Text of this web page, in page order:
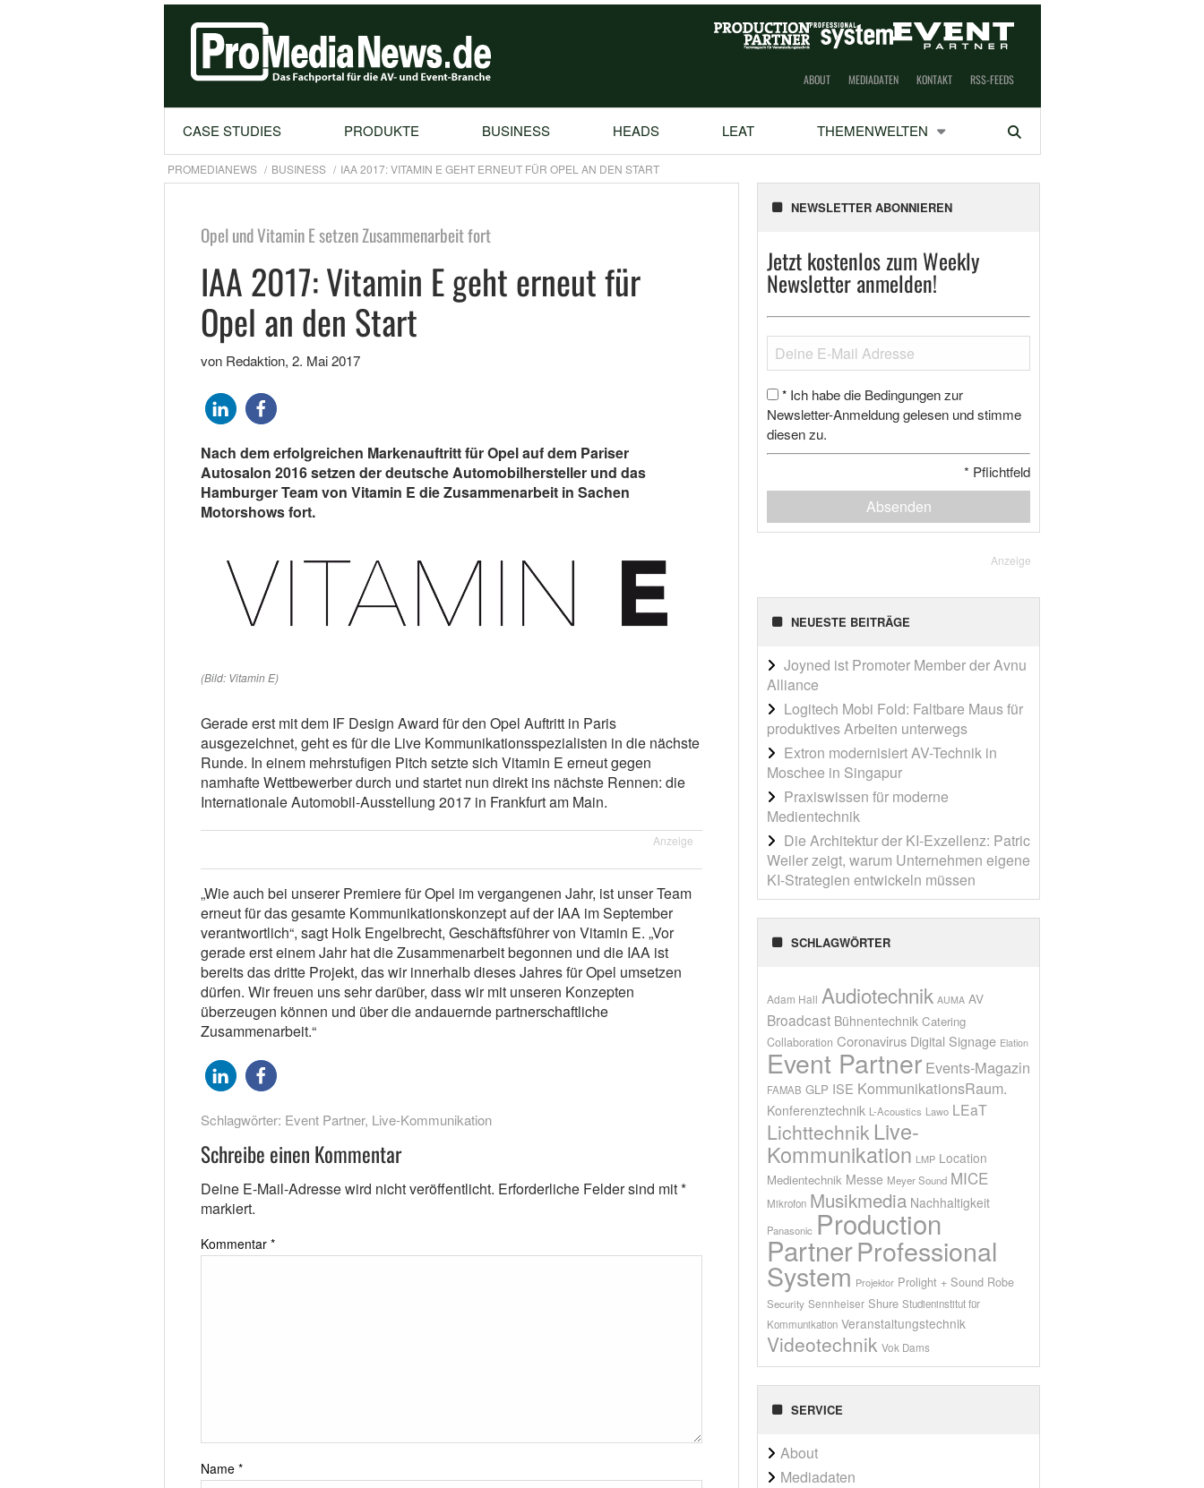
ABOUT MEDIADATEN KONTAKT RSS-FEEDS
CASE STUDIES PRODUKTE BUSINESS HEADS LEAT THEMENWELTEN Suchen
PROMEDIANEWS BUSINESS IAA 2017: VITAMIN E GEHT ERNEUT FÜR OPEL AN DEN START
Opel und Vitamin E setzen Zusammenarbeit fort
IAA 2017: Vitamin E geht erneut für
Opel an den Start
von Redaktion, 2. Mai 2017
Nach dem erfolgreichen Markenauftritt für Opel auf dem Pariser
Autosalon 2016 setzen der deutsche Automobilhersteller und das
Hamburger Team von Vitamin E die Zusammenarbeit in Sachen
Motorshows fort.
(Bild: Vitamin E)
Gerade erst mit dem IF Design Award für den Opel Auftritt in Paris
ausgezeichnet, geht es für die Live Kommunikationsspezialisten in die nächste
Runde. In einem mehrstufigen Pitch setzte sich Vitamin E erneut gegen
namhafte Wettbewerber durch und startet nun direkt ins nächste Rennen: die
Internationale Automobil-Ausstellung 2017 in Frankfurt am Main.
Anzeige
„Wie auch bei unserer Premiere für Opel im vergangenen Jahr, ist unser Team
erneut für das gesamte Kommunikationskonzept auf der IAA im September
verantwortlich“, sagt Holk Engelbrecht, Geschäftsführer von Vitamin E. „Vor
gerade erst einem Jahr hat die Zusammenarbeit begonnen und die IAA ist
bereits das dritte Projekt, das wir innerhalb dieses Jahres für Opel umsetzen
dürfen. Wir freuen uns sehr darüber, dass wir mit unseren Konzepten
überzeugen können und über die andauernde partnerschaftliche
Zusammenarbeit.“
Schlagwörter: Event Partner, Live-Kommunikation
Schreibe einen Kommentar
Deine E-Mail-Adresse wird nicht veröffentlicht. Erforderliche Felder sind mit*
markiert.
Kommentar *
Name *
NEWSLETTER ABONNIEREN
Jetzt kostenlos zum Weekly
Newsletter anmelden!
* Ich habe die Bedingungen zur
Newsletter-Anmeldung gelesen und stimme
diesen zu.
* Pflichtfeld
Absenden
Anzeige
NEUESTE BEITRÄGE
Joyned ist Promoter Member der Avnu
Alliance
Logitech Mobi Fold: Faltbare Maus für
produktives Arbeiten unterwegs
Extron modernisiert AV-Technik in
Moschee in Singapur
Praxiswissen für moderne
Medientechnik
Die Architektur der KI-Exzellenz: Patric
Weiler zeigt, warum Unternehmen eigene
KI-Strategien entwickeln müssen
SCHLAGWÖRTER
Adam Hall Audiotechnik AUMA AV
Broadcast Bühnentechnik Catering
Collaboration Coronavirus Digital Signage Elation
Event Partner Events-Magazin
FAMAB GLP ISE KommunikationsRaum.
Konferenztechnik L-Acoustics Lawo LEaT
Lichttechnik Live-
Kommunikation LMP Location
Medientechnik Messe Meyer Sound MICE
Mikrofon Musikmedia Nachhaltigkeit
Panasonic Production
PartnerProfessional
System Projektor Prolight + Sound Robe
Security Sennheiser Shure Studieninstitut für
Kommunikation Veranstaltungstechnik
Videotechnik Vok Dams
SERVICE
About
Mediadaten